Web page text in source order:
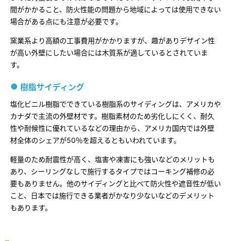
間がかかること、防火性能の問題から地域によっては使用できない
場合がある点にも注意が必要です。
窯業系より高額の工事費用がかかりますが、趣がありデザイン性
が高い外壁にしたい場合には木質系が適しているとされていま
す。
樹脂サイディング
塩化ビニル樹脂でできている樹脂系のサイディングは、アメリカや
カナダで主流の外壁材です。樹脂素材のため劣化しにくく、耐久
性や耐候性に優れているなどの理由から、アメリカ国内では外壁
材全体のシェアが50％を超えるともいわれています。
軽量のため耐震性が高く、塩害や凍害にも強いなどのメリットも
あり、シーリングなしで施行するタイプではコーキング補修の必
要もありません。他のサイディングと比べて防火性や遮音性が低い
こと、日本では施行できる業者がかなり少ないなどのデメリット
もあります。